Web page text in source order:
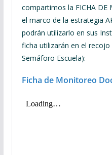
compartimos la FICHA DE
el marco de la estrategia
podrán utilizarlo en sus
ficha utilizarán en el
Semáforo Escuela):
Ficha de Monitoreo